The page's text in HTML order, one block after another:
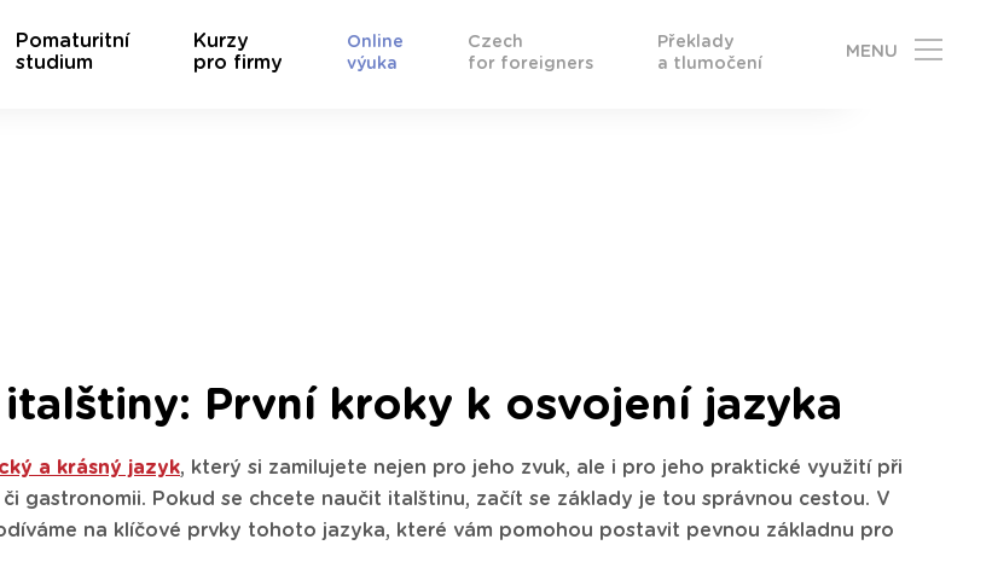
Pomaturitní
studium
Kurzy
pro firmy
Online
výuka
Czech
for foreigners
Překlady
a tlumočení
MENU
První kroky k osvojení jazyka
a krásný jazyk, který si zamilujete nejen pro jeho zvuk, ale i pro jeho praktické využití při
či gastronomii. Pokud se chcete naučit italštinu, začít se základy je tou správnou cestou. V
na klíčové prvky tohoto jazyka, které vám pomohou postavit pevnou základnu pro